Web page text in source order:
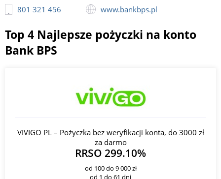
801 321 456 www.bankbps.pl
Top 4 Najlepsze pożyczki na konto
Bank BPS
VIVIGO PL – Pożyczka bez weryfikacji konta, do 3000 zł
za darmo
RRSO 299.10%
od 100 do 9 000 zł
od 1 do 61 dni